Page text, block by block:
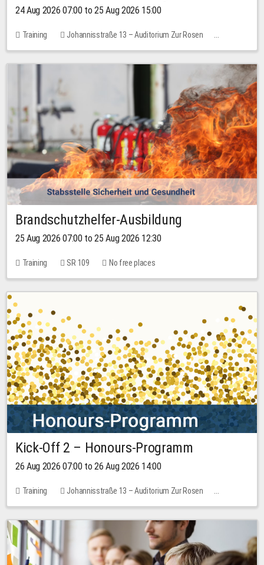
24 Aug 2026 07:00 to 25 Aug 2026 15:00
Training
Johannisstraße 13 – Auditorium Zur Rosen
1 place
30.00 EUR
Brandschutzhelfer-Ausbildung
25 Aug 2026 07:00 to 25 Aug 2026 12:30
Training SR 109 No free places
Kick-Off 2 – Honours-Programm
26 Aug 2026 07:00 to 26 Aug 2026 14:00
Training
Johannisstraße 13 – Auditorium Zur Rosen
No free places